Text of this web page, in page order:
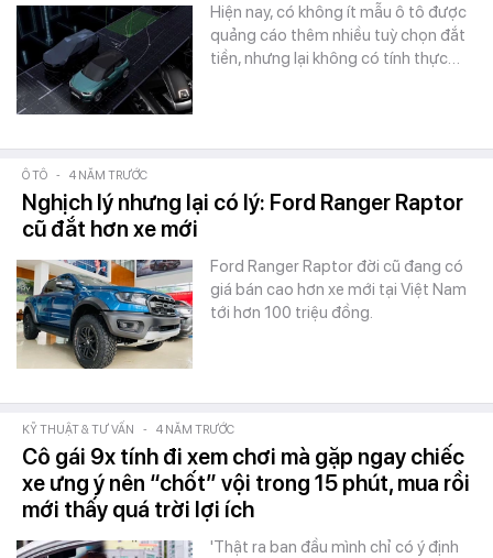
Hiện nay, có không ít mẫu ô tô được
quảng cáo thêm nhiều tuỳ chọn đắt
tiền, nhưng lại không có tính thực…
Ô TÔ - 4 NĂM TRƯỚC
Nghịch lý nhưng lại có lý: Ford Ranger Raptor
cũ đắt hơn xe mới
Ford Ranger Raptor đời cũ đang có
giá bán cao hơn xe mới tại Việt Nam
tới hơn 100 triệu đồng.
KỸ THUẬT & TƯ VẤN - 4 NĂM TRƯỚC
Cô gái 9x tính đi xem chơi mà gặp ngay chiếc
xe ưng ý nên “chốt” vội trong 15 phút, mua rồi
mới thấy quá trời lợi ích
'Thật ra ban đầu mình chỉ có ý định